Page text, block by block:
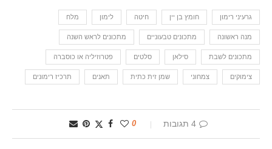
גרעיני רימון חומץ בן יין חיטה לימון מלח
מנה ראשונה מתכונים טבעוניים מתכונים לראש השנה
מתכונים לשבת סילאן סלטים פטרוזיליה או כוסברה
צימוקים צמחוני שמן זית כתית תאנים תרכיז רימונים
4 תגובות 0